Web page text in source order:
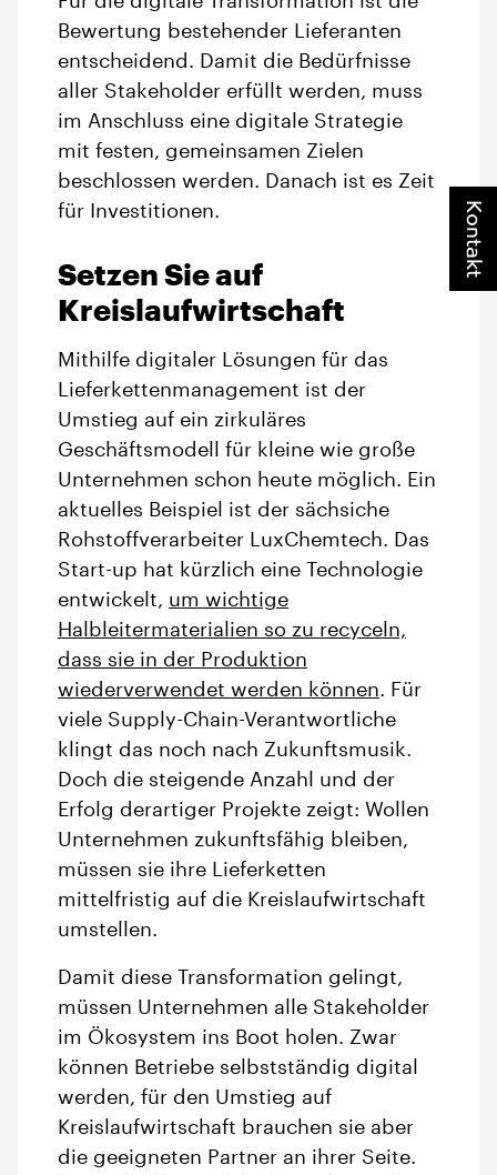
Bewertung bestehender Lieferanten
entscheidend. Damit die Bedürfnisse
aller Stakeholder erfüllt werden, muss
im Anschluss eine digitale Strategie
mit festen, gemeinsamen Zielen
beschlossen werden. Danach ist es Zeit
für Investitionen.
Setzen Sie auf
Kreislaufwirtschaft
Mithilfe digitaler Lösungen für das
Lieferkettenmanagement ist der
Umstieg auf ein zirkuläres
Geschäftsmodell für kleine wie große
Unternehmen schon heute möglich. Ein
aktuelles Beispiel ist der sächsiche
Rohstoffverarbeiter LuxChemtech. Das
Start-up hat kürzlich eine Technologie
entwickelt, um wichtige
Halbleitermaterialien so zu recyceln,
dass sie in der Produktion
wiederverwendet werden können. Für
viele Supply-Chain-Verantwortliche
klingt das noch nach Zukunftsmusik.
Doch die steigende Anzahl und der
Erfolg derartiger Projekte zeigt: Wollen
Unternehmen zukunftsfähig bleiben,
müssen sie ihre Lieferketten
mittelfristig auf die Kreislaufwirtschaft
umstellen.
Damit diese Transformation gelingt,
müssen Unternehmen alle Stakeholder
im Ökosystem ins Boot holen. Zwar
können Betriebe selbstständig digital
werden, für den Umstieg auf
Kreislaufwirtschaft brauchen sie aber
die geeigneten Partner an ihrer Seite.
Kontakt